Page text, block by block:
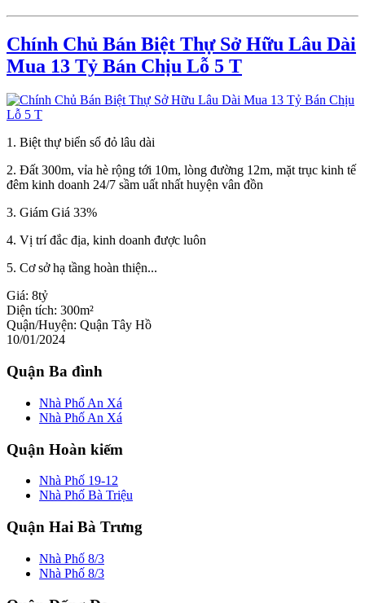
Chính Chủ Bán Biệt Thự Sở Hữu Lâu Dài
Mua 13 Tỷ Bán Chịu Lỗ 5 T
1. Biệt thự biển sổ đỏ lâu dài
2. Đất 300m, vỉa hè rộng tới 10m, lòng đường 12m, mặt trục kinh tế
đêm kinh doanh 24/7 sầm uất nhất huyện vân đồn
3. Giám Giá 33%
4. Vị trí đắc địa, kinh doanh được luôn
5. Cơ sở hạ tầng hoàn thiện...
Giá: 8tỷ
Diện tích: 300m²
Quận/Huyện: Quận Tây Hồ
10/01/2024
Quận Ba đình
Nhà Phố An Xá
Nhà Phố An Xá
Quận Hoàn kiếm
Nhà Phố 19-12
Nhà Phố Bà Triệu
Quận Hai Bà Trưng
Nhà Phố 8/3
Nhà Phố 8/3